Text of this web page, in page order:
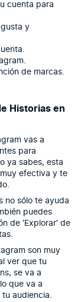
cuenta para
y
de marcas.
Historias en
vas a
para
ya sabes, esta
efectiva y te
no sólo te ayuda
puedes
de ‘Explorar’ de
son muy
ver que tu
se va a
que va a
audiencia.